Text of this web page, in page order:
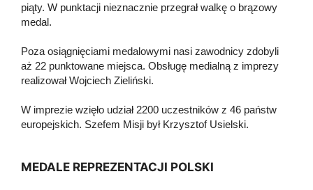
piąty. W punktacji nieznacznie przegrał walkę o brązowy
medal.
Poza osiągnięciami medalowymi nasi zawodnicy zdobyli
aż 22 punktowane miejsca. Obsługę medialną z imprezy
realizował Wojciech Zieliński.
W imprezie wzięło udział 2200 uczestników z 46 państw
europejskich. Szefem Misji był Krzysztof Usielski.
MEDALE REPREZENTACJI POLSKI